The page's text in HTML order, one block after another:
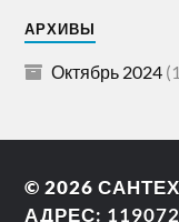
АРХИВЫ
Октябрь 2024
© 2026
АДРЕС: